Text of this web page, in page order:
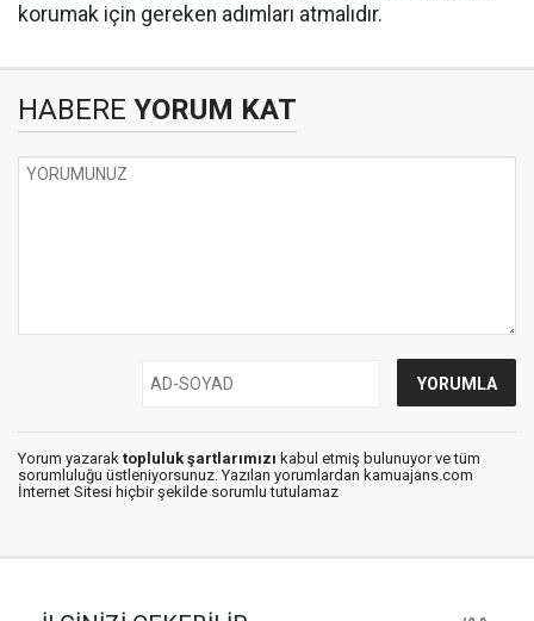
korumak için gereken adımları atmalıdır.
HABERE YORUM KAT
Yorum yazarak topluluk şartlarımızı kabul etmiş bulunuyor ve tüm
sorumluluğu üstleniyorsunuz. Yazılan yorumlardan kamuajans.com
İnternet Sitesi hiçbir şekilde sorumlu tutulamaz